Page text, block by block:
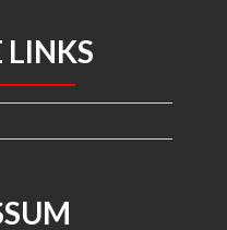
LINKS